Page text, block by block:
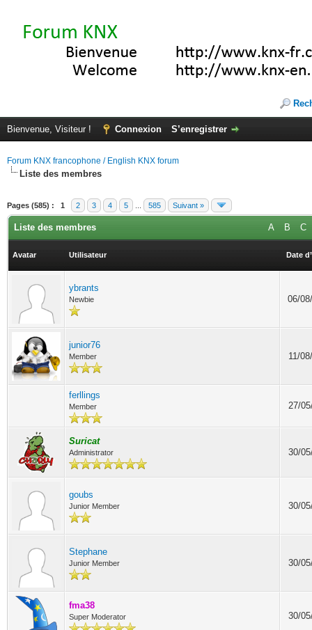
Bienvenue, Visiteur ! Connexion S’enregistrer
Forum KNX francophone / English KNX forum
Liste des membres
Pages (585) : 1 2 3 4 5 585 Suivant »
A B C
Liste des membres
Avatar Utilisateur Date
ybrants
Newbie 06/
junior76
Member 11/
ferllings
Member 27/
Suricat
Administrator 30/
goubs
Junior Member 30/
Stephane
Junior Member 30/
fma38
Super Moderator 30/